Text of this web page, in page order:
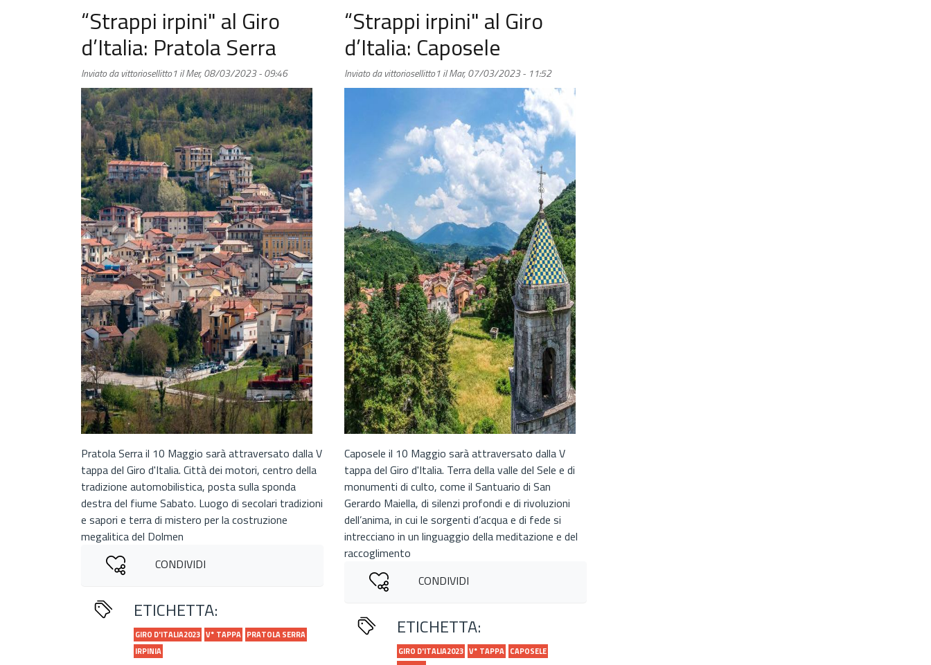
d’Italia:
Fontanarosa
Lombardi
“Strappi irpini" al Giro
d’Italia: Pratola Serra
Inviato davittoriosellitto1ilMer, 08/03/2023 - 09:46
Pratola Serra il 10 Maggio sarà attraversato dalla V
tappa del Giro d'Italia. Città dei motori, centro della
tradizione automobilistica, posta sulla sponda
destra del fiume Sabato. Luogo di secolari tradizioni
e sapori e terra di mistero per la costruzione
megalitica del Dolmen
CONDIVIDI
ETICHETTA:
GIRO D'ITALIA2023 V° TAPPA PRATOLA SERRA
IRPINIA
“Strappi irpini" al Giro
d’Italia: Caposele
Inviato davittoriosellitto1ilMar, 07/03/2023 - 11:52
Caposele il 10 Maggio sarà attraversato dalla V
tappa del Giro d'Italia. Terra della valle del Sele e di
monumenti di culto, come il Santuario di San
Gerardo Maiella, di silenzi profondi e di rivoluzioni
dell’anima, in cui le sorgenti d’acqua e di fede si
intrecciano in un linguaggio della meditazione e del
raccoglimento
CONDIVIDI
ETICHETTA:
GIRO D'ITALIA2023 V° TAPPA CAPOSELE